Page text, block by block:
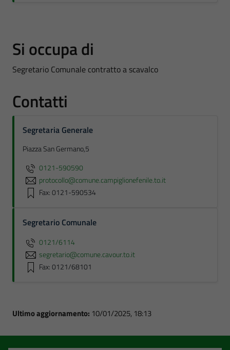
Si occupa di
Segretario Comunale contratto a scavalco
Contatti
Segretaria Generale
Piazza San Germano,5
0121-590590
protocollo@comune.campiglionefenile.to.it
Fax: 0121-590534
Segretario Comunale
0121/6114
segretario@comune.cavour.to.it
Fax: 0121/68101
Ultimo aggiornamento: 10/01/2025, 18:13